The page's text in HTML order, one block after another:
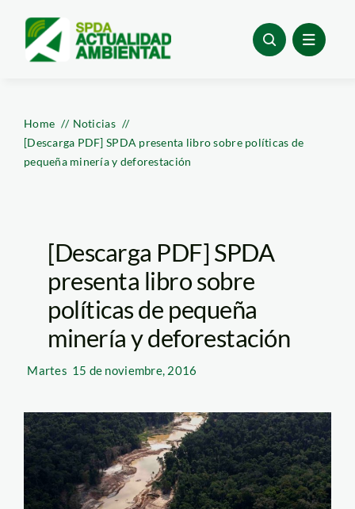
content
Home
Noticias
[Descarga PDF] SPDA presenta libro sobre políticas de
pequeña minería y deforestación
[Descarga PDF] SPDA
presenta libro sobre
políticas de pequeña
minería y deforestación
Martes 15 de noviembre, 2016